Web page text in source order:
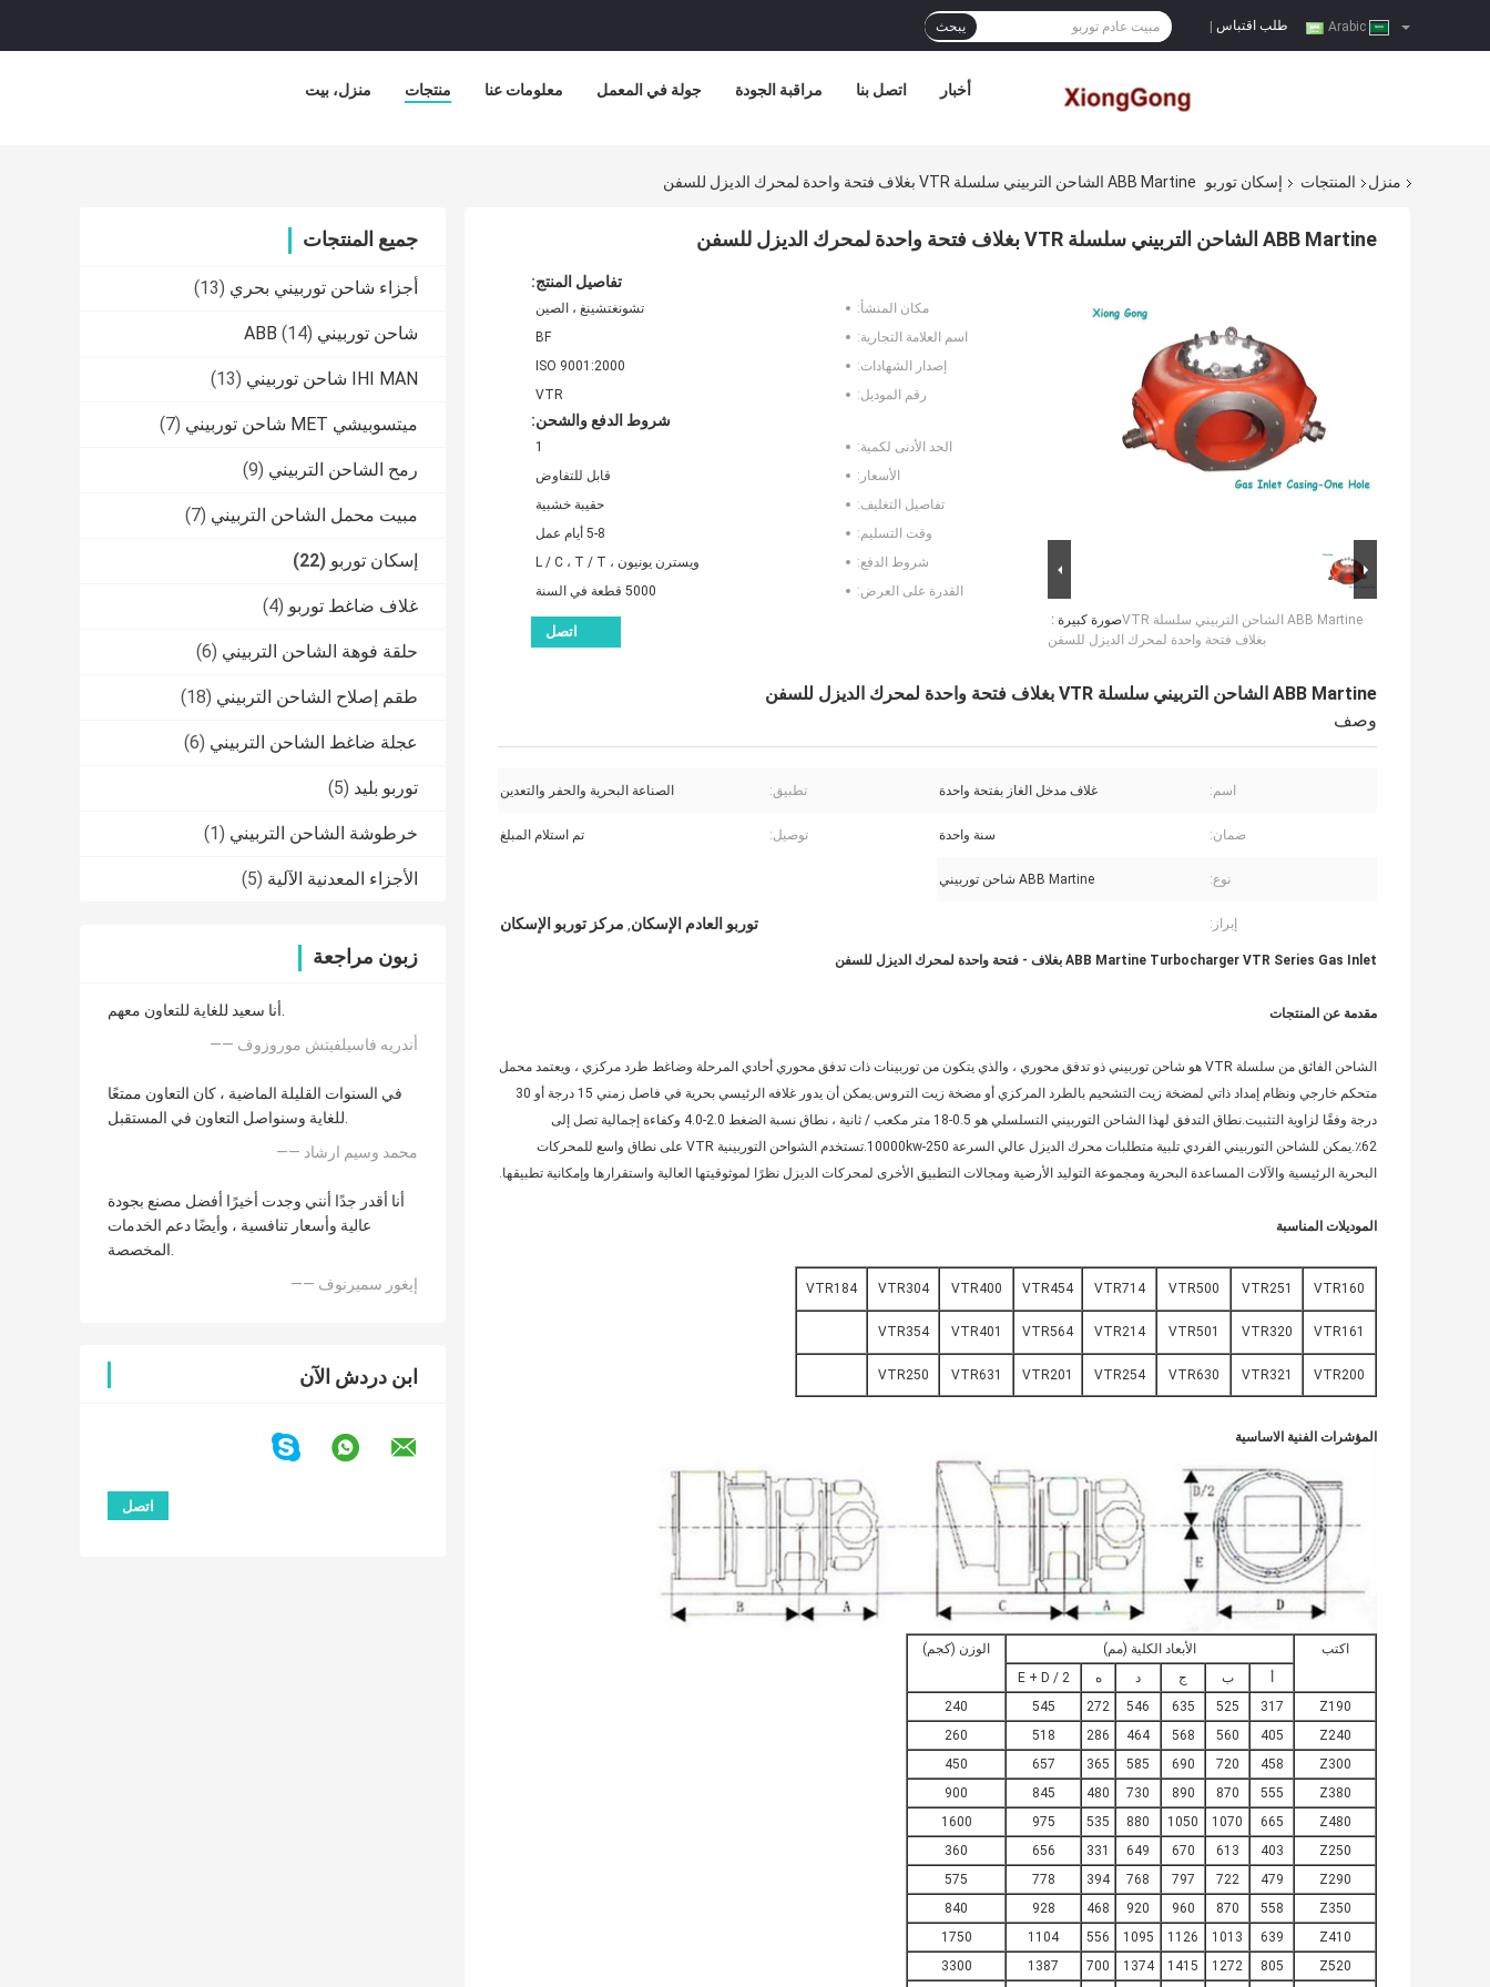
طلب اقتباس يبحث
منزل، بيت منتجات معلومات عنا جولة في المعمل مراقبة الجودة اتصل بنا أخبار
منزل المنتجات إسكان توربو ABB Martine الشاحن التربيني سلسلة VTR بغلاف فتحة واحدة لمحرك الديزل للسفن
جميع المنتجات
أجزاء شاحن توربيني بحري (13)
شاحن توربيني ABB (14)
IHI MAN شاحن توربيني (13)
ميتسوبيشي MET شاحن توربيني (7)
رمح الشاحن التربيني (9)
مبيت محمل الشاحن التربيني (7)
إسكان توربو (22)
غلاف ضاغط توربو (4)
حلقة فوهة الشاحن التربيني (6)
طقم إصلاح الشاحن التربيني (18)
عجلة ضاغط الشاحن التربيني (6)
توربو بليد (5)
خرطوشة الشاحن التربيني (1)
الأجزاء المعدنية الآلية (5)
زبون مراجعة
أنا سعيد للغاية للتعاون معهم.
—— أندريه فاسيلفيتش موروزوف
في السنوات القليلة الماضية ، كان التعاون ممتعًا
للغاية وسنواصل التعاون في المستقبل.
—— محمد وسيم ارشاد
أنا أقدر جدًا أنني وجدت أخيرًا أفضل مصنع بجودة
عالية وأسعار تنافسية ، وأيضًا دعم الخدمات
المخصصة.
—— إيغور سميرنوف
ابن دردش الآن
ABB Martine الشاحن التربيني سلسلة VTR بغلاف فتحة واحدة لمحرك الديزل للسفن
صورة كبيرة :ABB Martine الشاحن التربيني سلسلة VTR
بغلاف فتحة واحدة لمحرك الديزل للسفن
تفاصيل المنتج:
مكان المنشأ:
تشونغتشينغ ، الصين
اسم العلامة التجارية:
BF
إصدار الشهادات:
ISO 9001:2000
رقم الموديل:
VTR
شروط الدفع والشحن:
الحد الأدنى لكمية:
1
الأسعار:
قابل للتفاوض
تفاصيل التغليف:
حقيبة خشبية
وقت التسليم:
5-8 أيام عمل
شروط الدفع:
ويسترن يونيون ، L / C ، T / T
القدرة على العرض:
5000 قطعة في السنة
اتصل
ABB Martine الشاحن التربيني سلسلة VTR بغلاف فتحة واحدة لمحرك الديزل للسفن
وصف
اسم: غلاف مدخل الغاز بفتحة واحدة تطبيق: الصناعة البحرية والحفر والتعدين
ضمان: سنة واحدة توصيل: تم استلام المبلغ
نوع: ABB Martine شاحن توربيني
إبراز: توربو العادم الإسكان, مركز توربو الإسكان
ABB Martine Turbocharger VTR Series Gas Inlet بغلاف - فتحة واحدة لمحرك الديزل للسفن
مقدمة عن المنتجات
الشاحن الفائق من سلسلة VTR هو شاحن توربيني ذو تدفق محوري ، والذي يتكون من توربينات ذات تدفق محوري أحادي المرحلة وضاغط طرد مركزي ، ويعتمد محمل
متحكم خارجي ونظام إمداد ذاتي لمضخة زيت التشحيم بالطرد المركزي أو مضخة زيت التروس.يمكن أن يدور غلافه الرئيسي بحرية في فاصل زمني 15 درجة أو 30
درجة وفقًا لزاوية التثبيت.نطاق التدفق لهذا الشاحن التوربيني التسلسلي هو 0.5-18 متر مكعب / ثانية ، نطاق نسبة الضغط 2.0-4.0 وكفاءة إجمالية تصل إلى
62٪.يمكن للشاحن التوربيني الفردي تلبية متطلبات محرك الديزل عالي السرعة 250-10000kw.تستخدم الشواحن التوربينية VTR على نطاق واسع للمحركات
البحرية الرئيسية والآلات المساعدة البحرية ومجموعة التوليد الأرضية ومجالات التطبيق الأخرى لمحركات الديزل نظرًا لموثوقيتها العالية واستقرارها وإمكانية تطبيقها.
الموديلات المناسبة
VTR160
VTR251
VTR500
VTR714
VTR454
VTR400
VTR304
VTR184
VTR161
VTR320
VTR501
VTR214
VTR564
VTR401
VTR354
VTR200
VTR321
VTR630
VTR254
VTR201
VTR631
VTR250
المؤشرات الفنية الاساسية
اكتب الأبعاد الكلية (مم)
الوزن (كجم)
أ
ب ج د ه
E + D / 2
Z190
317
525
635
546
272
545
240
Z240
405
560
568
464
286
518
260
Z300
458
720
690
585
365
657
450
Z380
555
870
890
730
480
845
900
Z480
665
1070
1050
880
535
975
1600
Z250
403
613
670
649
331
656
360
Z290
479
722
797
768
394
778
575
Z350
558
870
960
920
468
928
840
Z410
639
1013
1126
1095
556
1104
1750
Z520
805
1272
1415
1374
700
1387
3300